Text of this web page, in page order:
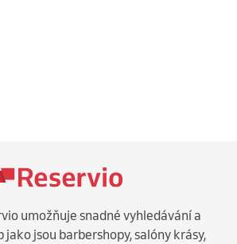
umožňuje snadné vyhledávání a
jako jsou barbershopy, salóny krásy,